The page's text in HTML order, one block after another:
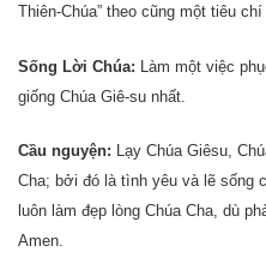
Thiên-Chúa” theo cũng một tiêu chí
Sống Lời Chúa: Làm một việc
giống Chúa Giê-su nhất.
Cầu nguyện: Lạy Chúa Giêsu,
Cha; bởi đó là tình yêu và lẽ sống
luôn làm đẹp lòng Chúa Cha, dù
Amen.